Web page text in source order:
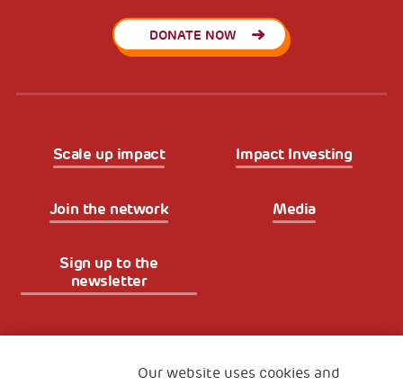
DONATE NOW
Scale up impact Impact Investing
Join the network Media
Sign up to the
newsletter
The Human Safety Net
Our website uses cookies and